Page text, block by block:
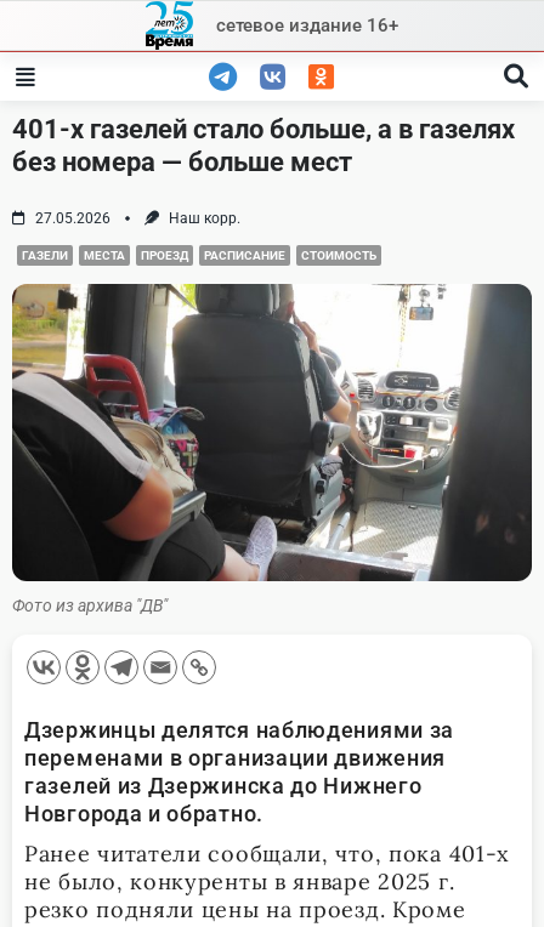
content
сетевое издание 16+
401-х газелей стало больше, а в газелях
без номера — больше мест
27.05.2026 Наш корр.
ГАЗЕЛИ МЕСТА ПРОЕЗД РАСПИСАНИЕ СТОИМОСТЬ
Фото из архива "ДВ"
Дзержинцы делятся наблюдениями за
переменами в организации движения
газелей из Дзержинска до Нижнего
Новгорода и обратно.
Ранее читатели сообщали, что, пока 401-х
не было, конкуренты в январе 2025 г.
резко подняли цены на проезд. Кроме